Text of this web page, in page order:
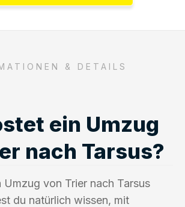
& DETAILS
ein Umzug
nach Tarsus?
Umzug von Trier nach Tarsus
du natürlich wissen, mit